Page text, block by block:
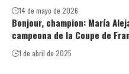
14 de mayo de 2026
Bonjour, champion: María
campeona de la Coupe de
1 de abril de 2025